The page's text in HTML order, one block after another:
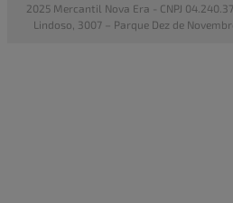
2025 Mercantil Nova Era - CNPJ
Lindoso, 3007 – Parque Dez de